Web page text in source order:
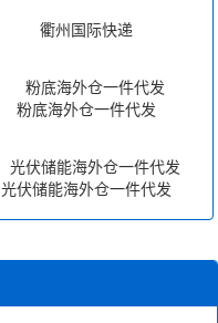
衢州国际快递
粉底海外仓一件代发
光伏储能海外仓一件代发